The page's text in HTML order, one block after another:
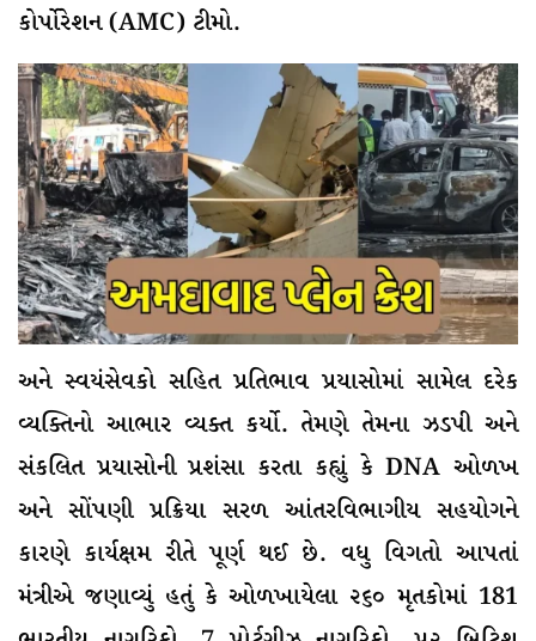
કોર્પોરેશન (AMC) ટીમો.
અને સ્વયંસેવકો સહિત પ્રતિભાવ પ્રયાસોમાં સામેલ દરેક
વ્યક્તિનો આભાર વ્યક્ત કર્યો. તેમણે તેમના ઝડપી અને
સંકલિત પ્રયાસોની પ્રશંસા કરતા કહ્યું કે DNA ઓળખ
અને સોંપણી પ્રક્રિયા સરળ આંતરવિભાગીય સહયોગને
કારણે કાર્યક્ષમ રીતે પૂર્ણ થઈ છે. વધુ વિગતો આપતાં
મંત્રીએ જણાવ્યું હતું કે ઓળખાયેલા ૨૬૦ મૃતકોમાં 181